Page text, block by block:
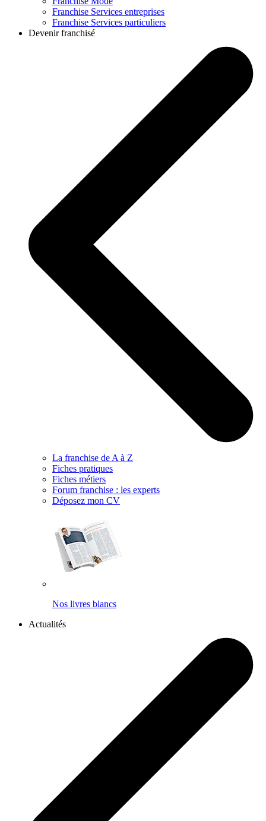
Franchise Services entreprises
Franchise Services particuliers
Devenir franchisé
La franchise de A à Z
Fiches pratiques
Fiches métiers
Forum franchise : les experts
Déposez mon CV
Nos livres blancs
Actualités